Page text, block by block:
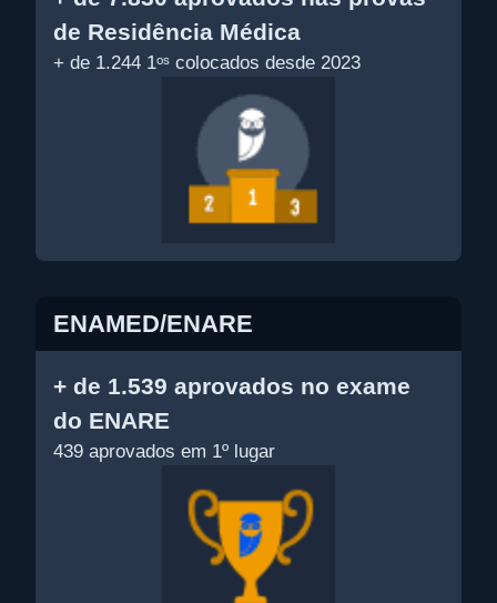
de Residência Médica
+ de 1.244 1⁠ᵒˢ colocados desde 2023
ENAMED/ENARE
+ de 1.539 aprovados no exame
do ENARE
439 aprovados em 1º lugar